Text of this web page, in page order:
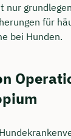
nur
für
bei Hunden.